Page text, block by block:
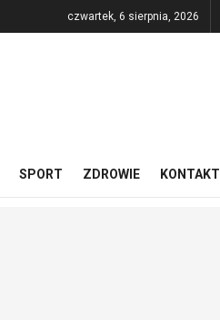
czwartek, 6 sierpnia, 2026
SPORT ZDROWIE KONTAKT